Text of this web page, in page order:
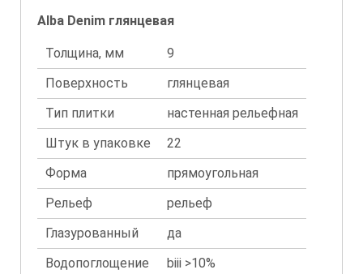
Alba Denim глянцевая
Толщина, мм
9
Поверхность
глянцевая
Тип плитки
настенная рельефная
Штук в упаковке
22
Форма
прямоугольная
Рельеф
рельеф
Глазурованный
да
Водопоглощение
biii >10%